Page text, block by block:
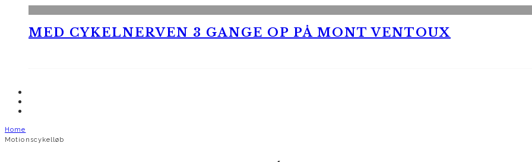
MED CYKELNERVEN 3 GANGE OP PÅ MONT VENTOUX
Home
Motionscykelløb